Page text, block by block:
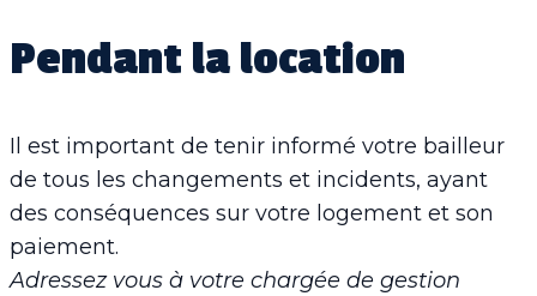
Pendant la location
Il est important de tenir informé votre bailleur
de tous les changements et incidents, ayant
des conséquences sur votre logement et son
paiement.
Adressez vous à votre chargée de gestion